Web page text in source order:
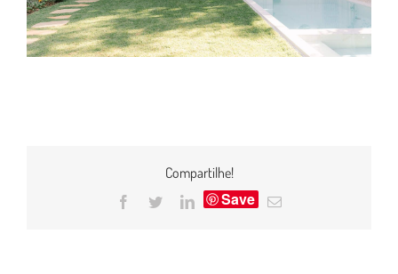
Compartilhe!
Facebook
TwitterLinkedIn
Save
E-